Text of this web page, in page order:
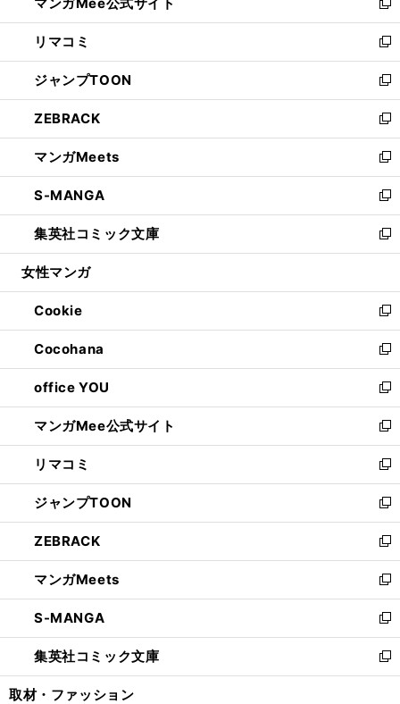
ド
ウ
で
開
く
ィ
ン
ド
ウ
で
開
く
い
ウ
ィ
ン
ド
ウ
で
開
く
新
し
い
ウ
ィ
ン
ド
ウ
で
開
く
リマコミ
新
し
い
ウ
ィ
ン
ド
ウ
で
開
く
ジャンプTOON
新
し
い
ウ
ィ
ン
ド
ウ
で
開
ZEBRACK
新
し
い
ウ
ィ
ン
ド
ウ
開
く
マンガMeets
新
し
い
ウ
ィ
ン
ウ
で
開
く
S-MANGA
新
し
い
ウ
ン
ド
ウ
で
開
く
集英社コミック文庫
新
し
ウ
ィ
ン
ド
ウ
で
開
く
女性マンガ
Cookie
新
し
い
ウ
ィ
ン
ド
ウ
で
開
く
Cocohana
新
し
い
ウ
ィ
ン
ド
ウ
で
開
く
office YOU
新
し
い
ウ
ィ
ン
ド
ウ
で
開
く
マンガMee公式サイト
新
し
い
ウ
ィ
ン
ド
ウ
で
開
く
リマコミ
新
し
い
ウ
ィ
ン
ド
ウ
で
開
く
ジャンプTOON
新
し
い
ウ
ィ
ン
ド
ウ
で
開
ZEBRACK
新
し
い
ウ
ィ
ン
ド
ウ
マンガMeets
新
し
い
ウ
ィ
ン
S-MANGA
新
し
い
ウ
集英社コミック文庫
新
し
取材・ファッション